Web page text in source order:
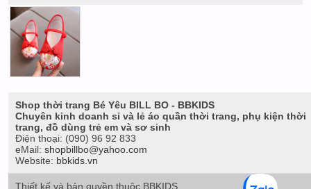
Shop thời trang Bé Yêu BILL BO - BBKIDS
Chuyên kinh doanh sỉ và lẻ áo quần thời trang, phụ kiện thời
trang, đồ dùng trẻ em và sơ sinh
Điện thoại: (090) 96 92 833
eMail: shopbillbo@yahoo.com
Website: bbkids.vn
Thiết kế và bản quyền thuộc BBKIDS